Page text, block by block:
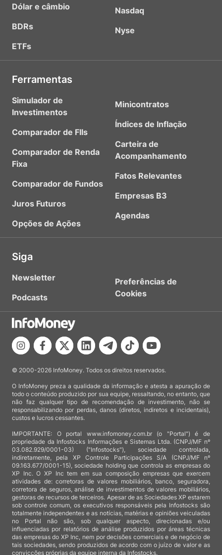
Dólar e câmbio
BDRs
ETFs
Nasdaq
Nyse
Ferramentas
Simulador de
Investimentos
Comparador de FIIs
Comparador de Renda
Fixa
Comparador de Fundos
Juros Futuros
Opções de Ações
Minicontratos
Índices de Inflação
Carteira de
Acompanhamento
Fatos Relevantes
Empresas B3
Agendas
Siga
Newsletter
Podcasts
Preferências de
Cookies
© 2000-2026 InfoMoney. Todos os direitos reservados.
O InfoMoney preza a qualidade da informação e atesta a apuração de
todo o conteúdo produzido por sua equipe, ressaltando, no entanto, que
não faz qualquer tipo de recomendação de investimento, não se
responsabilizando por perdas, danos (diretos, indiretos e incidentais),
custos e lucros cessantes.
IMPORTANTE: O portal www.infomoney.com.br (o "Portal") é de
propriedade da Infostocks Informações e Sistemas Ltda. (CNPJ/MF nº
03.082.929/0001-03) ("Infostocks"), sociedade controlada,
indiretamente, pela XP Controle Participações S/A (CNPJ/MF nº
09.163.677/0001-15), sociedade holding que controla as empresas do
XP Inc. O XP Inc tem em sua composição empresas que exercem
atividades de: corretoras de valores mobiliários, banco, seguradora,
corretora de seguros, análise de investimentos de valores mobiliários,
gestoras de recursos de terceiros. Apesar de as Sociedades XP estarem
sob controle comum, os executivos responsáveis pela Infostocks são
totalmente independentes e as notícias, matérias e opiniões veiculadas
no Portal não são, sob qualquer aspecto, direcionadas e/ou
influenciadas por relatórios de análise produzidos por áreas técnicas
das empresas do XP Inc, nem por decisões comerciais e de negócio de
tais sociedades, sendo produzidos de acordo com o juízo de valor e as
convicções próprias da equipe interna da Infostocks.